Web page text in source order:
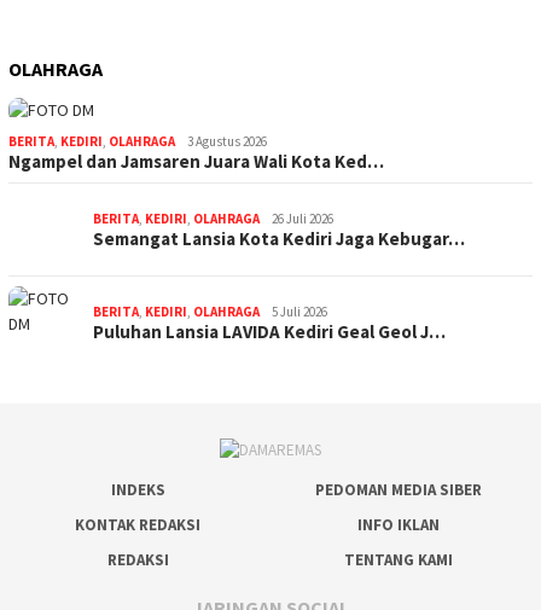
OLAHRAGA
BERITA, KEDIRI, OLAHRAGA 3 Agustus 2026
Ngampel dan Jamsaren Juara Wali Kota Ked…
BERITA, KEDIRI, OLAHRAGA 26 Juli 2026
Semangat Lansia Kota Kediri Jaga Kebugar…
BERITA, KEDIRI, OLAHRAGA 5 Juli 2026
Puluhan Lansia LAVIDA Kediri Geal Geol J…
INDEKS
PEDOMAN MEDIA SIBER
KONTAK REDAKSI
INFO IKLAN
REDAKSI
TENTANG KAMI